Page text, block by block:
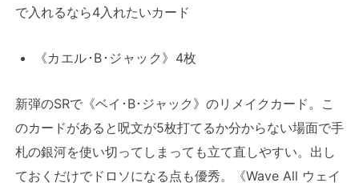
で入れるなら4入れたいカード
《カエル･B･ジャック》4枚
新弾のSRで《ベイ･B･ジャック》のリメイクカード。こ
のカードがあると呪文が5枚打てるか分からない場面で手
札の銀河を使い切ってしまっても立て直しやすい。出し
ておくだけでドロソになる点も優秀。《Wave All ウェイ